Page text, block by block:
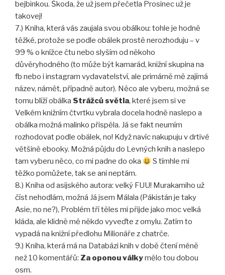
bejbinkou. Škoda, že už jsem přečetla Prosinec už je
takovej!
7.) Kniha, která vás zaujala svou obálkou: tohle je hodně
těžké, protože se podle obálek prostě nerozhoduju – v
99 % o knížce čtu nebo slyším od někoho
důvěryhodného (to může být kamarád, knižní skupina na
fb nebo i instagram vydavatelství, ale primárně mě zajímá
název, námět, případně autor). Něco ale vyberu, možná se
tomu blíží obálka Strážců světla, které jsem si ve
Velkém knižním čtvrtku vybrala docela hodně naslepo a
obálka možná malinko přispěla. Já se fakt neumím
rozhodovat podle obálek, no! Když navíc nakupuju v drtivé
většině ebooky. Možná půjdu do Levných knih a naslepo
tam vyberu něco, co mi padne do oka
S tímhle mi
těžko pomůžete, tak se ani neptám.
8.) Kniha od asijského autora: velký FUU! Murakamiho už
číst nehodlám, možná Já jsem Málala (Pákistán je taky
Asie, no ne?), Problém tří těles mi přijde jako moc velká
kláda, ale klidně mě někdo vyveďte z omylu. Zatím to
vypadá na knižní předlohu Milionáře z chatrče.
9.) Kniha, která má na Databázi knih v době čtení méně
než 10 komentářů: Za oponou válkymělo tou dobou
osm.